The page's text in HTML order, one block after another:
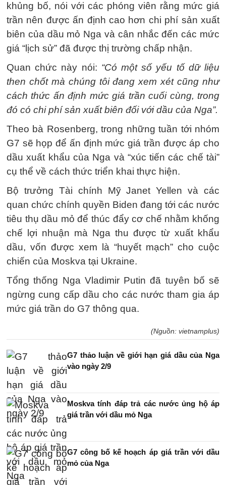
khủng bố, nói với các phóng viên rằng mức giá
trần nên được ấn định cao hơn chi phí sản xuất
biên của dầu mỏ Nga và cân nhắc đến các mức
giá “lịch sử” đã được thị trường chấp nhận.
Quan chức này nói: “Có một số yếu tố dữ liệu
then chốt mà chúng tôi đang xem xét cũng như
cách thức ấn định mức giá trần cuối cùng, trong
đó có chi phí sản xuất biên đối với dầu của Nga”.
Theo bà Rosenberg, trong những tuần tới nhóm
G7 sẽ họp để ấn định mức giá trần được áp cho
dầu xuất khẩu của Nga và “xúc tiến các chế tài”
cụ thể về cách thức triển khai thực hiện.
Bộ trưởng Tài chính Mỹ Janet Yellen và các
quan chức chính quyền Biden đang tới các nước
tiêu thụ dầu mỏ để thúc đẩy cơ chế nhằm khống
chế lợi nhuận mà Nga thu được từ xuất khẩu
dầu, vốn được xem là “huyết mạch” cho cuộc
chiến của Moskva tại Ukraine.
Tổng thống Nga Vladimir Putin đã tuyên bố sẽ
ngừng cung cấp dầu cho các nước tham gia áp
mức giá trần do G7 thông qua.
(Nguồn: vietnamplus)
G7 thảo luận về giới hạn giá dầu của Nga
vào ngày 2/9
Moskva tính đáp trả các nước ủng hộ áp
giá trần với dầu mỏ Nga
G7 công bố kế hoạch áp giá trần với dầu
mỏ của Nga